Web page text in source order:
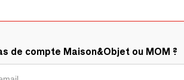
de compte Maison&Objet ou MOM ?